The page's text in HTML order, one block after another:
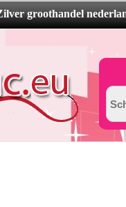
groothandel